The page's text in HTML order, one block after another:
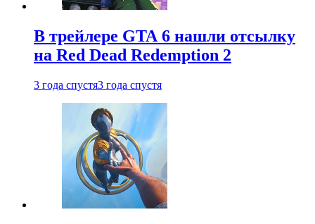
В трейлере GTA 6 нашли отсылку
на Red Dead Redemption 2
3 года спустя3 года спустя